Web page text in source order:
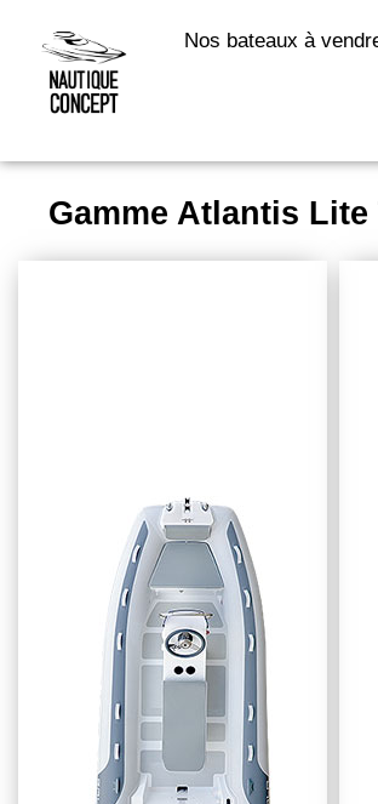
Nos bateaux à
Gamme Atlantis Lite